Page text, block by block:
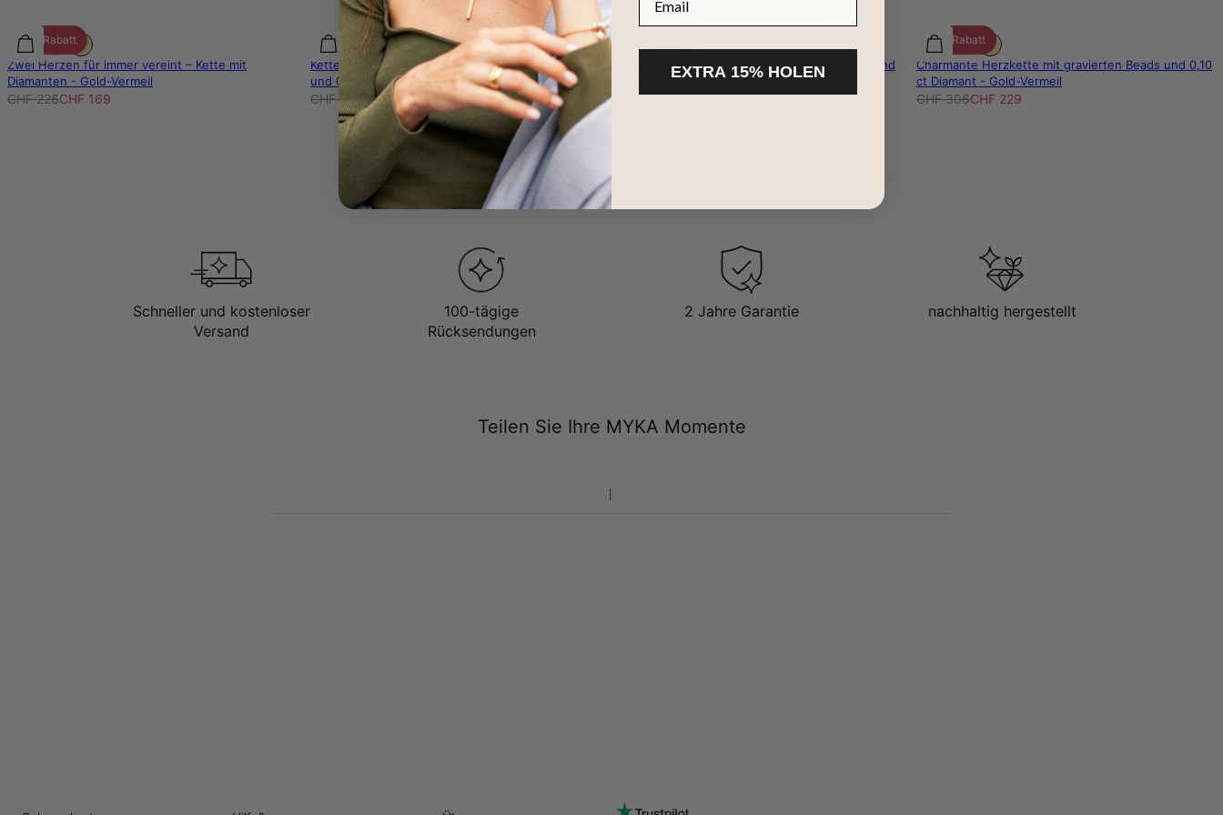
25% Rabatt
Zwei Herzen für immer vereint – Kette mit
Diamanten - Gold-Vermeil
CHF 226CHF 169
25% Rabatt
Kette mit vertikalen Herztropfen-Namensanhängern
und 0,05 ct Diamanten - vergoldetes Sterlingsilber
CHF 140CHF 105
Family Roots Halskette mit gravierten Namen und
Diamant - 925er Sterlingsilber
CHF 316CHF 237
25% Rabatt
Charmante Herzkette mit gravierten Beads und 0,10
ct Diamant - Gold-Vermeil
CHF 306CHF 229
Gesehen 40 von 49
MEHR LADEN
Schneller und kostenloser
Versand
100-tägige
Rücksendungen
2 Jahre Garantie nachhaltig hergestellt
Teilen Sie Ihre MYKA Momente
EXTRA 15% HOLEN